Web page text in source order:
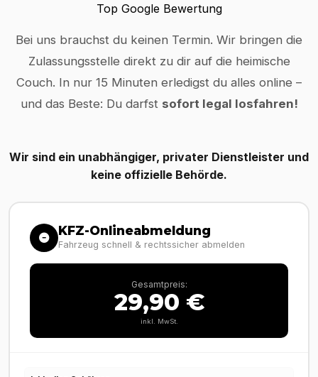
Top Google Bewertung
Bei uns brauchst du keinen Termin. Wir bringen die
Zulassungsstelle direkt zu dir auf die heimische
Couch. In nur 15 Minuten erledigst du alles online –
und das Beste: Du darfst sofort legal losfahren!
Wir sind ein unabhängiger, privater Dienstleister und
keine offizielle Behörde.
KFZ-Onlineabmeldung
Fahrzeug schnell & rechtssicher abmelden
Gesamtpreis:
29,90 €
inkl. MwSt.